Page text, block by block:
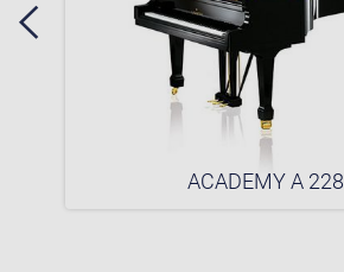
ACADEMY A 228